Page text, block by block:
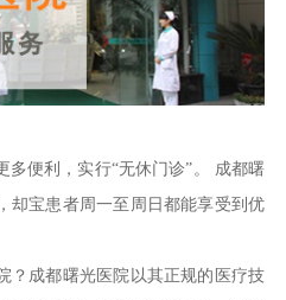
便利，实行“无休门诊”。 成都曙
却宝患者周一至周日都能享受到优
成都曙光医院以其正规的医疗技